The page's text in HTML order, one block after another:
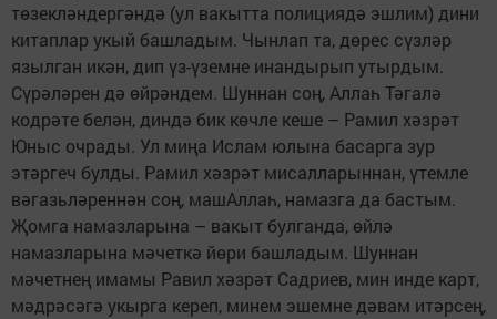
төзекләндергәндә (ул вакытта полициядә эшлим) дини
китаплар укый башладым. Чынлап та, дөрес сүзләр
язылган икән, дип үз-үземне инандырып утырдым.
Сүрәләрен дә өйрәндем. Шуннан соң, Аллаһ Тәгалә
кодрәте белән, диндә бик көчле кеше – Рамил хәзрәт
Юныс очрады. Ул миңа Ислам юлына басарга зур
этәргеч булды. Рамил хәзрәт мисалларыннан, үтемле
вәгазьләреннән соң, машАллаһ, намазга да бастым.
Җомга намазларына – вакыт булганда, өйлә
намазларына мәчеткә йөри башладым. Шуннан
мәчетнең имамы Равил хәзрәт Садриев, мин инде карт,
мәдрәсәгә укырга кереп, минем эшемне дәвам итәрсең,